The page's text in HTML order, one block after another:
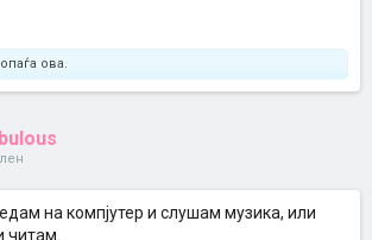
ова.
на компјутер и слушам музика, или
читам.